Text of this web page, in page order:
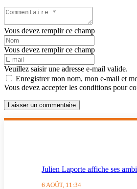
Vous devez remplir ce champ
Vous devez remplir ce champ
Veuillez saisir une adresse e-mail valide.
Enregistrer mon nom, mon e-mail et
Vous devez accepter les conditions pour
Laisser un commentaire
Julien Laporte affiche ses
6 AOÛT, 11:34